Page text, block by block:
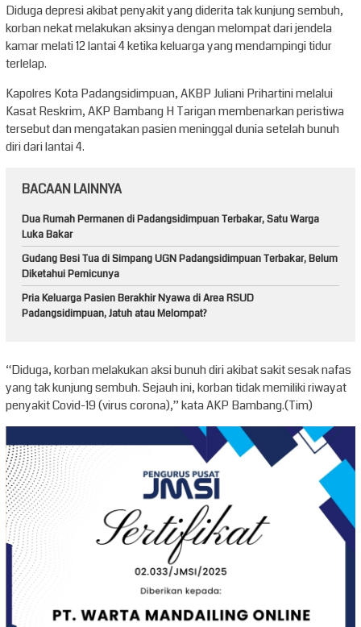
Diduga depresi akibat penyakit yang diderita tak kunjung sembuh,
korban nekat melakukan aksinya dengan melompat dari jendela
kamar melati 12 lantai 4 ketika keluarga yang mendampingi tidur
terlelap.
Kapolres Kota Padangsidimpuan, AKBP Juliani Prihartini melalui
Kasat Reskrim, AKP Bambang H Tarigan membenarkan peristiwa
tersebut dan mengatakan pasien meninggal dunia setelah bunuh
diri dari lantai 4.
BACAAN LAINNYA
Dua Rumah Permanen di Padangsidimpuan Terbakar, Satu Warga
Luka Bakar
Gudang Besi Tua di Simpang UGN Padangsidimpuan Terbakar, Belum
Diketahui Pemicunya
Pria Keluarga Pasien Berakhir Nyawa di Area RSUD
Padangsidimpuan, Jatuh atau Melompat?
“Diduga, korban melakukan aksi bunuh diri akibat sakit sesak nafas
yang tak kunjung sembuh. Sejauh ini, korban tidak memiliki riwayat
penyakit Covid-19 (virus corona),” kata AKP Bambang.(Tim)